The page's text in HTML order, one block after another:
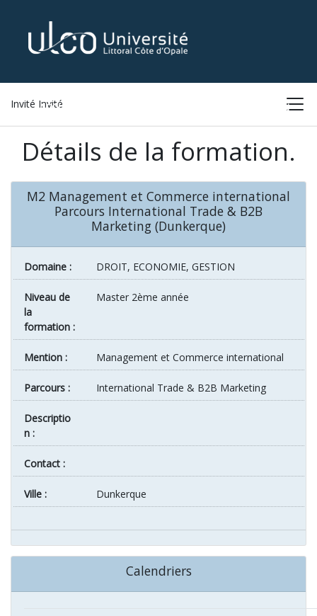
Invité Invité
ACCUEIL CONNEXION
Détails de la formation.
M2 Management et Commerce international
Parcours International Trade & B2B
Marketing (Dunkerque)
Domaine : DROIT, ECONOMIE, GESTION
Niveau de
la
formation :
Master 2ème année
Mention : Management et Commerce international
Parcours : International Trade & B2B Marketing
Descriptio
n :
Contact :
ville : Dunkerque
Calendriers